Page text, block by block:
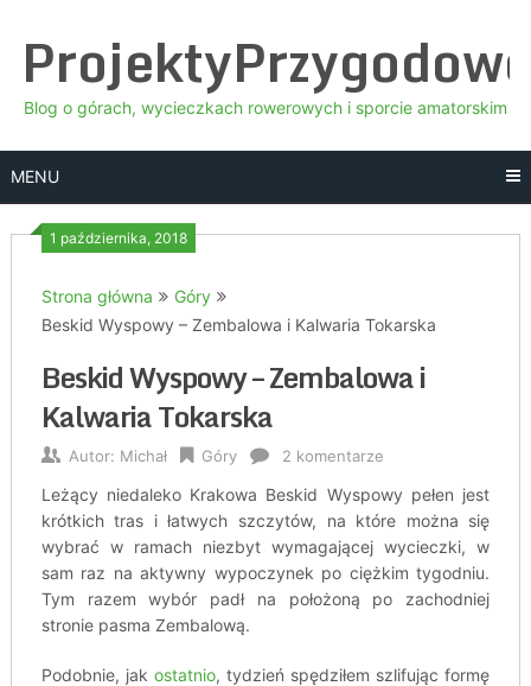
content
Blog o górach, wycieczkach rowerowych i sporcie amatorskim
MENU
1 października, 2018
Strona główna
Góry
Beskid Wyspowy – Zembalowa i Kalwaria Tokarska
Beskid Wyspowy – Zembalowa i
Kalwaria Tokarska
Autor: Michał Góry 2 komentarze
Leżący niedaleko Krakowa Beskid Wyspowy pełen jest
krótkich tras i łatwych szczytów, na które można się
wybrać w ramach niezbyt wymagającej wycieczki, w
sam raz na aktywny wypoczynek po ciężkim tygodniu.
Tym razem wybór padł na położoną po zachodniej
stronie pasma Zembalową.
Podobnie, jak ostatnio, tydzień spędziłem szlifując formę